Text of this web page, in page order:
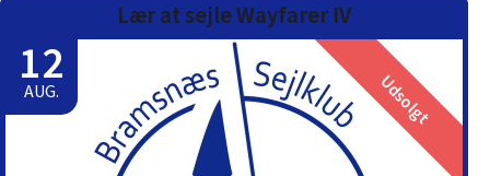
Lær at sejle Wayfarer IV
12
AUG. Udsolgt